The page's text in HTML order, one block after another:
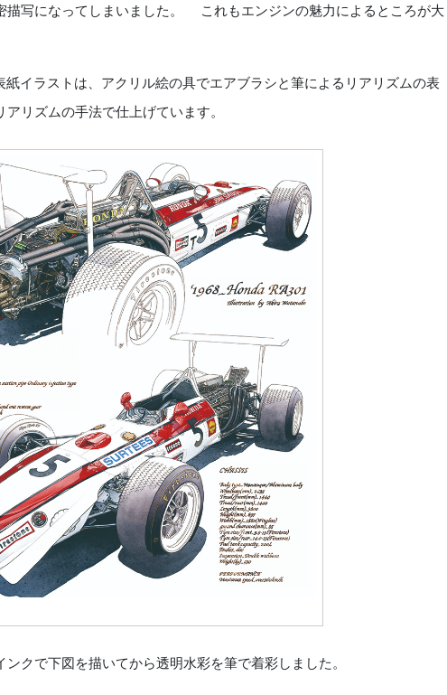
描写になってしまいました。 これもエンジンの魅力によるところが大
イラストは、アクリル絵の具でエアブラシと筆によるリアリズムの表
リズムの手法で仕上げています。
クで下図を描いてから透明水彩を筆で着彩しました。